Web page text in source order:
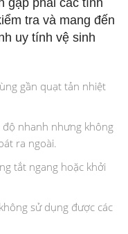
gặp phải các tình
tra và mang đến
uy tính vệ sinh
gần quạt tản nhiệt
độ nhanh nhưng không
ra ngoài.
tắt ngang hoặc khởi
sử dụng được các